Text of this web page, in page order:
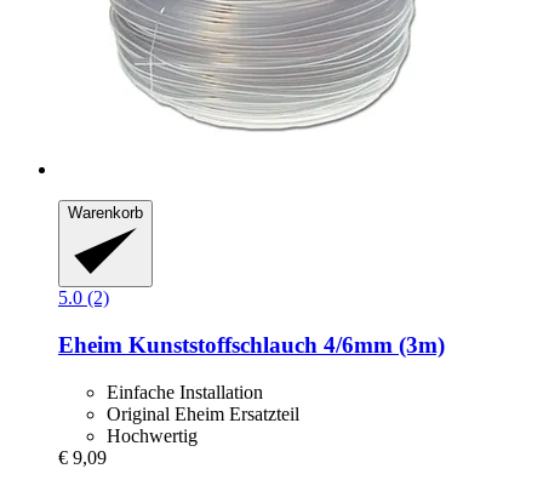
Warenkorb
5.0 (2)
Eheim Kunststoffschlauch 4/6mm (3m)
Einfache Installation
Original Eheim Ersatzteil
Hochwertig
€ 9,09